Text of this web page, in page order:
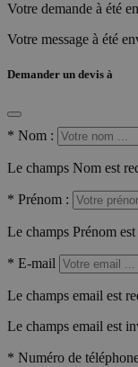
Votre demande à été
Votre message à été
Demander un devis à
* Nom :
Le champs Nom est
* Prénom :
Le champs Prénom
* E-mail
Le champs email est
Le champs email est
* Numéro de